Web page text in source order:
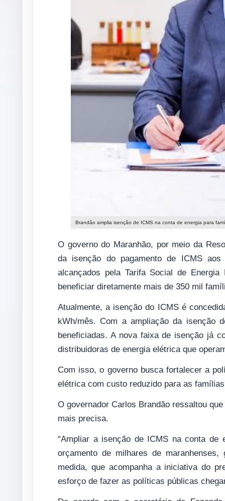
Brandão amplia isenção de ICMS na conta de energia para
O governo do Maranhão, por meio da
da isenção do pagamento de ICMS
alcançados pela Tarifa Social de
beneficiar diretamente mais de 350 mil
Atualmente, a isenção do ICMS é
kWh/mês. Com a ampliação da isenção
beneficiadas. A nova faixa de isenção já
distribuidoras de energia elétrica que
Com isso, o governo busca fortalecer a
elétrica com custo reduzido para as
O governador Carlos Brandão ressaltou
mais precisa.
“Ampliar a isenção de ICMS na conta
orçamento de milhares de
medida, que acompanha a iniciativa do
esforço de fazer as políticas públicas